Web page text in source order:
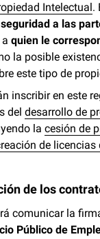
Intelectual .
a las
aquien le
la posible
este tipo de
inscribir en este
deldesarrollo de
lacesión de
de licencias
de los
comunicar la
Público de